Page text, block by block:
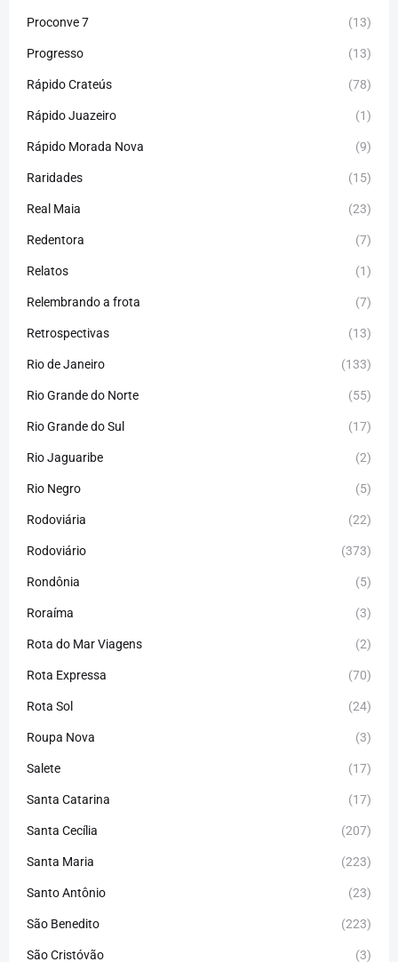
Proconve 7 (13)
Progresso (13)
Rápido Crateús (78)
Rápido Juazeiro (1)
Rápido Morada Nova (9)
Raridades (15)
Real Maia (23)
Redentora (7)
Relatos (1)
Relembrando a frota (7)
Retrospectivas (13)
Rio de Janeiro (133)
Rio Grande do Norte (55)
Rio Grande do Sul (17)
Rio Jaguaribe (2)
Rio Negro (5)
Rodoviária (22)
Rodoviário (373)
Rondônia (5)
Roraíma (3)
Rota do Mar Viagens (2)
Rota Expressa (70)
Rota Sol (24)
Roupa Nova (3)
Salete (17)
Santa Catarina (17)
Santa Cecília (207)
Santa Maria (223)
Santo Antônio (23)
São Benedito (223)
São Cristóvão (3)